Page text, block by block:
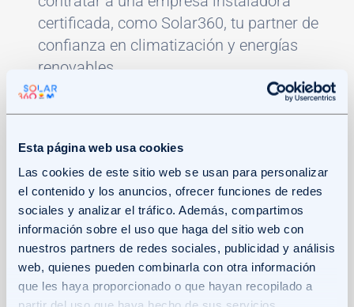
Esta página web usa cookies
Las cookies de este sitio web se usan para personalizar
el contenido y los anuncios, ofrecer funciones de redes
sociales y analizar el tráfico. Además, compartimos
información sobre el uso que haga del sitio web con
nuestros partners de redes sociales, publicidad y análisis
web, quienes pueden combinarla con otra información
que les haya proporcionado o que hayan recopilado a
certificada, como Solar360, tu partner de
confianza en climatización y energías
renovables.
Plazo de solicitud:hasta junio de 2026.
Deducción de IRPF por instalar aerotermia
Si realizas una instalación de aerotermia en
Cataluña, puedes acceder a una deducción
fiscal en la declaración del Impuesto sobre la
Renta de las Personas Físicas: